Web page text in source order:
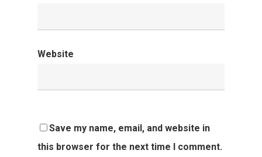
Website
Save my name, email, and website in
this browser for the next time I comment.